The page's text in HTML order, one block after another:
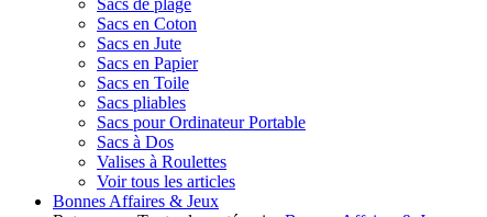
Sacs de plage
Sacs en Coton
Sacs en Jute
Sacs en Papier
Sacs en Toile
Sacs pliables
Sacs pour Ordinateur Portable
Sacs à Dos
Valises à Roulettes
Voir tous les articles
Bonnes Affaires & Jeux